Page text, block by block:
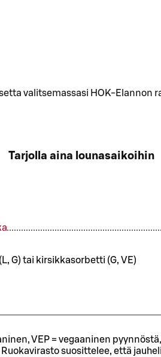
valitsemassasi HOK-Elannon
Tarjolla aina lounasaikoihin
G) tai kirsikkasorbetti (G, VE)
VEP = vegaaninen
Ruokavirasto suosittelee, että